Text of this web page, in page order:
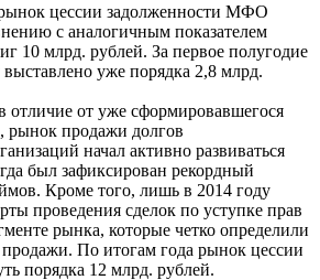
цессии задолженности МФО
с аналогичным показателем
10 млрд. рублей. За первое полугодие
уже порядка 2,8 млрд.
отличие от уже сформировавшегося
рынок продажи долгов
начал активно развиваться
был зафиксирован рекордный
Кроме того, лишь в 2014 году
проведения сделок по уступке прав
рынка, которые четко определили
По итогам года рынок цессии
порядка 12 млрд. рублей.